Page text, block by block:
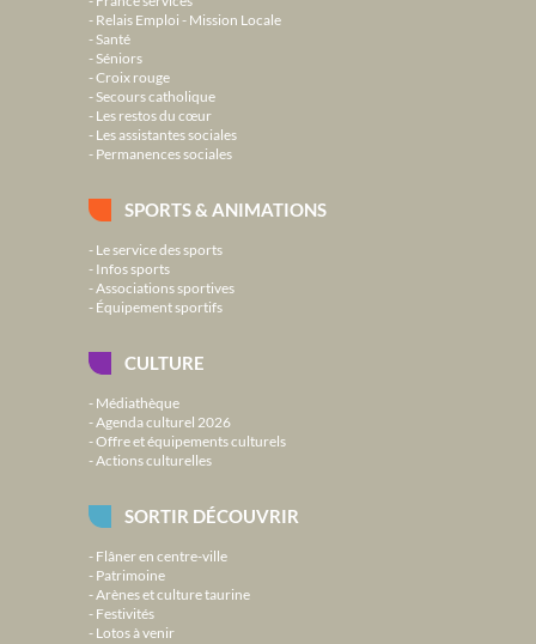
Relais Emploi - Mission Locale
Santé
Séniors
Croix rouge
Secours catholique
Les restos du cœur
Les assistantes sociales
Permanences sociales
SPORTS & ANIMATIONS
Le service des sports
Infos sports
Associations sportives
Équipement sportifs
CULTURE
Médiathèque
Agenda culturel 2026
Offre et équipements culturels
Actions culturelles
SORTIR DÉCOUVRIR
Flâner en centre-ville
Patrimoine
Arènes et culture taurine
Festivités
Lotos à venir